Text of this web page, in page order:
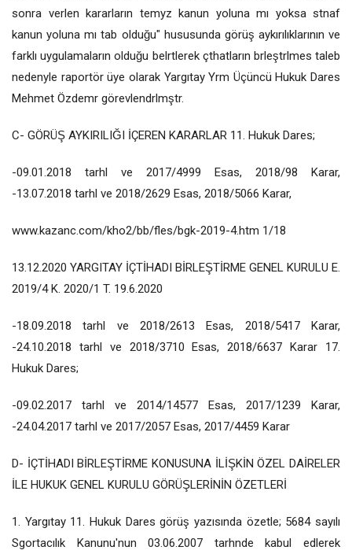
sonra verlen kararların temyz kanun yoluna mı yoksa stnaf
kanun yoluna mı tab olduğu" hususunda görüş aykırılıklarının ve
farklı uygulamaların olduğu belrtlerek çthatların brleştrlmes taleb
nedenyle raportör üye olarak Yargıtay Yrm Üçüncü Hukuk Dares
Mehmet Özdemr görevlendrlmştr.
C- GÖRÜŞ AYKIRILIĞI İÇEREN KARARLAR 11. Hukuk Dares;
-09.01.2018 tarhl ve 2017/4999 Esas, 2018/98 Karar,
-13.07.2018 tarhl ve 2018/2629 Esas, 2018/5066 Karar,
www.kazanc.com/kho2/bb/fles/bgk-2019-4.htm 1/18
13.12.2020 YARGITAY İÇTİHADI BİRLEŞTİRME GENEL KURULU E.
2019/4 K. 2020/1 T. 19.6.2020
-18.09.2018 tarhl ve 2018/2613 Esas, 2018/5417 Karar,
-24.10.2018 tarhl ve 2018/3710 Esas, 2018/6637 Karar 17.
Hukuk Dares;
-09.02.2017 tarhl ve 2014/14577 Esas, 2017/1239 Karar,
-24.04.2017 tarhl ve 2017/2057 Esas, 2017/4459 Karar
D- İÇTİHADI BİRLEŞTİRME KONUSUNA İLİŞKİN ÖZEL DAİRELER
İLE HUKUK GENEL KURULU GÖRÜŞLERİNİN ÖZETLERİ
1. Yargıtay 11. Hukuk Dares görüş yazısında özetle; 5684 sayılı
Sgortacılık Kanunu'nun 03.06.2007 tarhnde kabul edlerek